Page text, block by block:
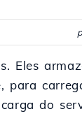
Eles
para
do